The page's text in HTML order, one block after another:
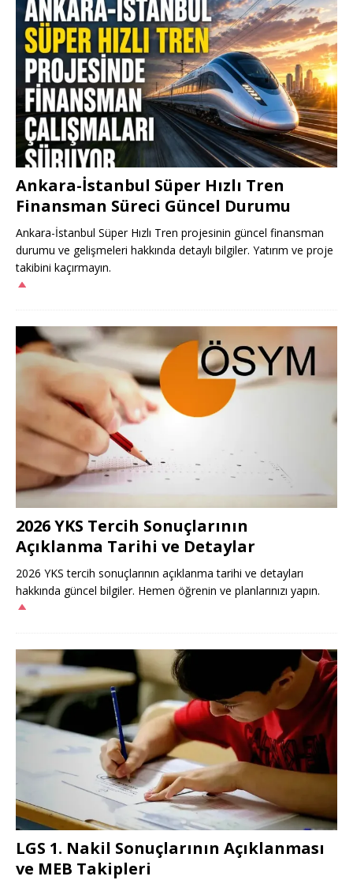
Ankara-İstanbul Süper Hızlı Tren
Finansman Süreci Güncel Durumu
Ankara-İstanbul Süper Hızlı Tren projesinin güncel finansman
durumu ve gelişmeleri hakkında detaylı bilgiler. Yatırım ve proje
takibini kaçırmayın.
2026 YKS Tercih Sonuçlarının
Açıklanma Tarihi ve Detaylar
2026 YKS tercih sonuçlarının açıklanma tarihi ve detayları
hakkında güncel bilgiler. Hemen öğrenin ve planlarınızı yapın.
LGS 1. Nakil Sonuçlarının Açıklanması
ve MEB Takipleri